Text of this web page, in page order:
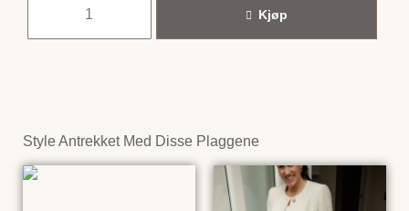
Kjøp
Style Antrekket Med Disse Plaggene